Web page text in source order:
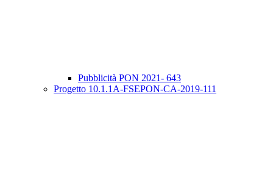
Pubblicità PON 2021- 643
Progetto 10.1.1A-FSEPON-CA-2019-111